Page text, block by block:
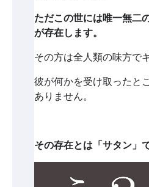
ただこの世には唯一無二
が存在します。
その方は全人類の味方で
彼が何かを受け取ったと
ありません。
その存在とは「サタン」で